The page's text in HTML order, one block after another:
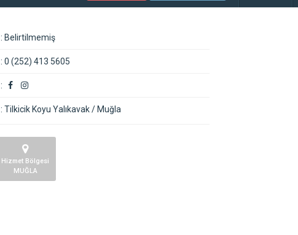
: Belirtilmemiş
: 0 (252) 413 5605
:
: Tilkicik Koyu Yalıkavak / Muğla
Hizmet Bölgesi
MUĞLA